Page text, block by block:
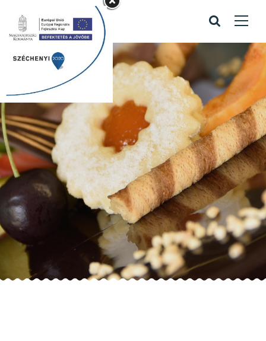
Kapcsolattartó
bejegyzés
Home / Kapcsolattartó bejegyzés